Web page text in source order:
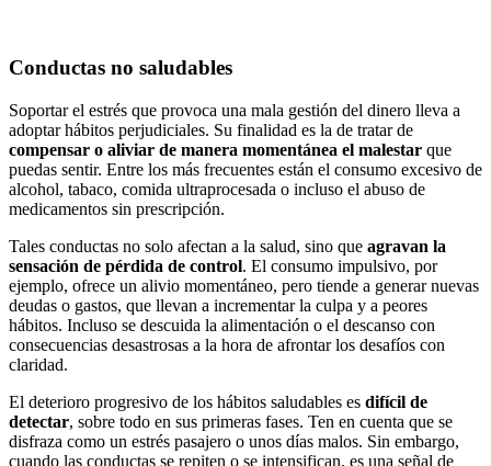
Conductas no saludables
Soportar el estrés que provoca una mala gestión del dinero lleva a
adoptar hábitos perjudiciales. Su finalidad es la de tratar de
compensar o aliviar de manera momentánea el malestar que
puedas sentir. Entre los más frecuentes están el consumo excesivo de
alcohol, tabaco, comida ultraprocesada o incluso el abuso de
medicamentos sin prescripción.
Tales conductas no solo afectan a la salud, sino que agravan la
sensación de pérdida de control. El consumo impulsivo, por
ejemplo, ofrece un alivio momentáneo, pero tiende a generar nuevas
deudas o gastos, que llevan a incrementar la culpa y a peores
hábitos. Incluso se descuida la alimentación o el descanso con
consecuencias desastrosas a la hora de afrontar los desafíos con
claridad.
El deterioro progresivo de los hábitos saludables es difícil de
detectar, sobre todo en sus primeras fases. Ten en cuenta que se
disfraza como un estrés pasajero o unos días malos. Sin embargo,
cuando las conductas se repiten o se intensifican, es una señal de